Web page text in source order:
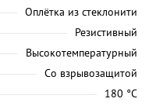
Оплётка из стеклонити
Резистивный
Высокотемпературный
Со взрывозащитой
180 °C